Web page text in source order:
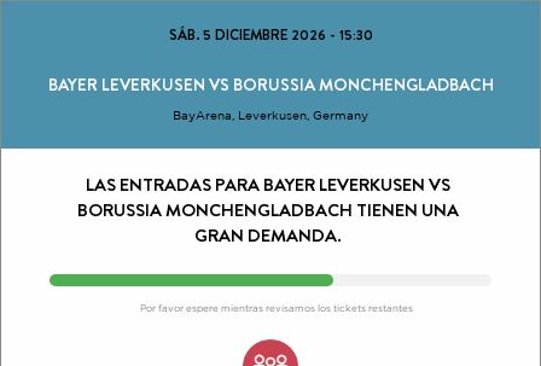
SÁB. 5 DICIEMBRE 2026 - 15:30
BAYER LEVERKUSEN VS BORUSSIA MONCHENGLADBACH
BayArena, Leverkusen, Germany
LAS ENTRADAS PARA BAYER LEVERKUSEN VS
BORUSSIA MONCHENGLADBACH TIENEN UNA
GRAN DEMANDA.
Por favor espere mientras revisamos los tickets restantes